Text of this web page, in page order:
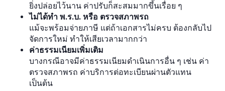
ยิ่งปล่อยไว้นาน ค่าปรับก็สะสมมากขึ้นเรื่อย ๆ
ไม่ได้ทำ พ.ร.บ. หรือ ตรวจสภาพรถ
แม้จะพร้อมจ่ายภาษี แต่ถ้าเอกสารไม่ครบ ต้องกลับไป
จัดการใหม่ ทำให้เสียเวลามากกว่า
ค่าธรรมเนียมเพิ่มเติม
บางกรณีอาจมีค่าธรรมเนียมดำเนินการอื่น ๆ เช่น ค่า
ตรวจสภาพรถ ค่าบริการต่อทะเบียนผ่านตัวแทน
เป็นต้น